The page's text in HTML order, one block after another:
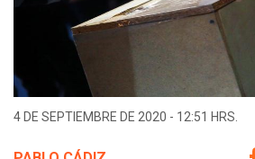
4 DE SEPTIEMBRE DE 2020 - 12:51 HRS.